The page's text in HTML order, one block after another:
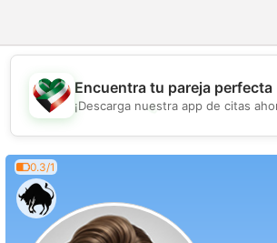
💖
Encuentra tu pareja perfecta
¡Descarga nuestra app de citas
0.3/1